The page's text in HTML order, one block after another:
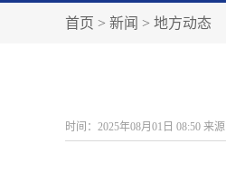
首页 > 新闻 > 地方动态
时间：2025年08月01日 08:50 来